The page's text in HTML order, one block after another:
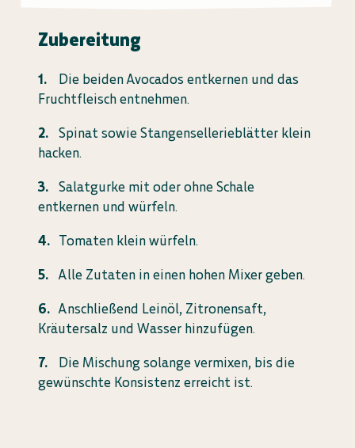
Zubereitung
Die beiden Avocados entkernen und das
Fruchtfleisch entnehmen.
Spinat sowie Stangensellerieblätter klein
hacken.
Salatgurke mit oder ohne Schale
entkernen und würfeln.
Tomaten klein würfeln.
Alle Zutaten in einen hohen Mixer geben.
Anschließend Leinöl, Zitronensaft,
Kräutersalz und Wasser hinzufügen.
Die Mischung solange vermixen, bis die
gewünschte Konsistenz erreicht ist.